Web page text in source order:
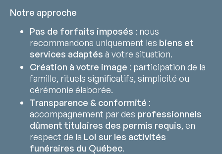
Notre approche
Pas de forfaits imposés : nous
recommandons uniquement les biens et
services adaptés à votre situation.
Création à votre image : participation de la
famille, rituels significatifs, simplicité ou
cérémonie élaborée.
Transparence & conformité :
accompagnement par des professionnels
dûment titulaires des permis requis, en
respect de la Loi sur les activités
funéraires du Québec.